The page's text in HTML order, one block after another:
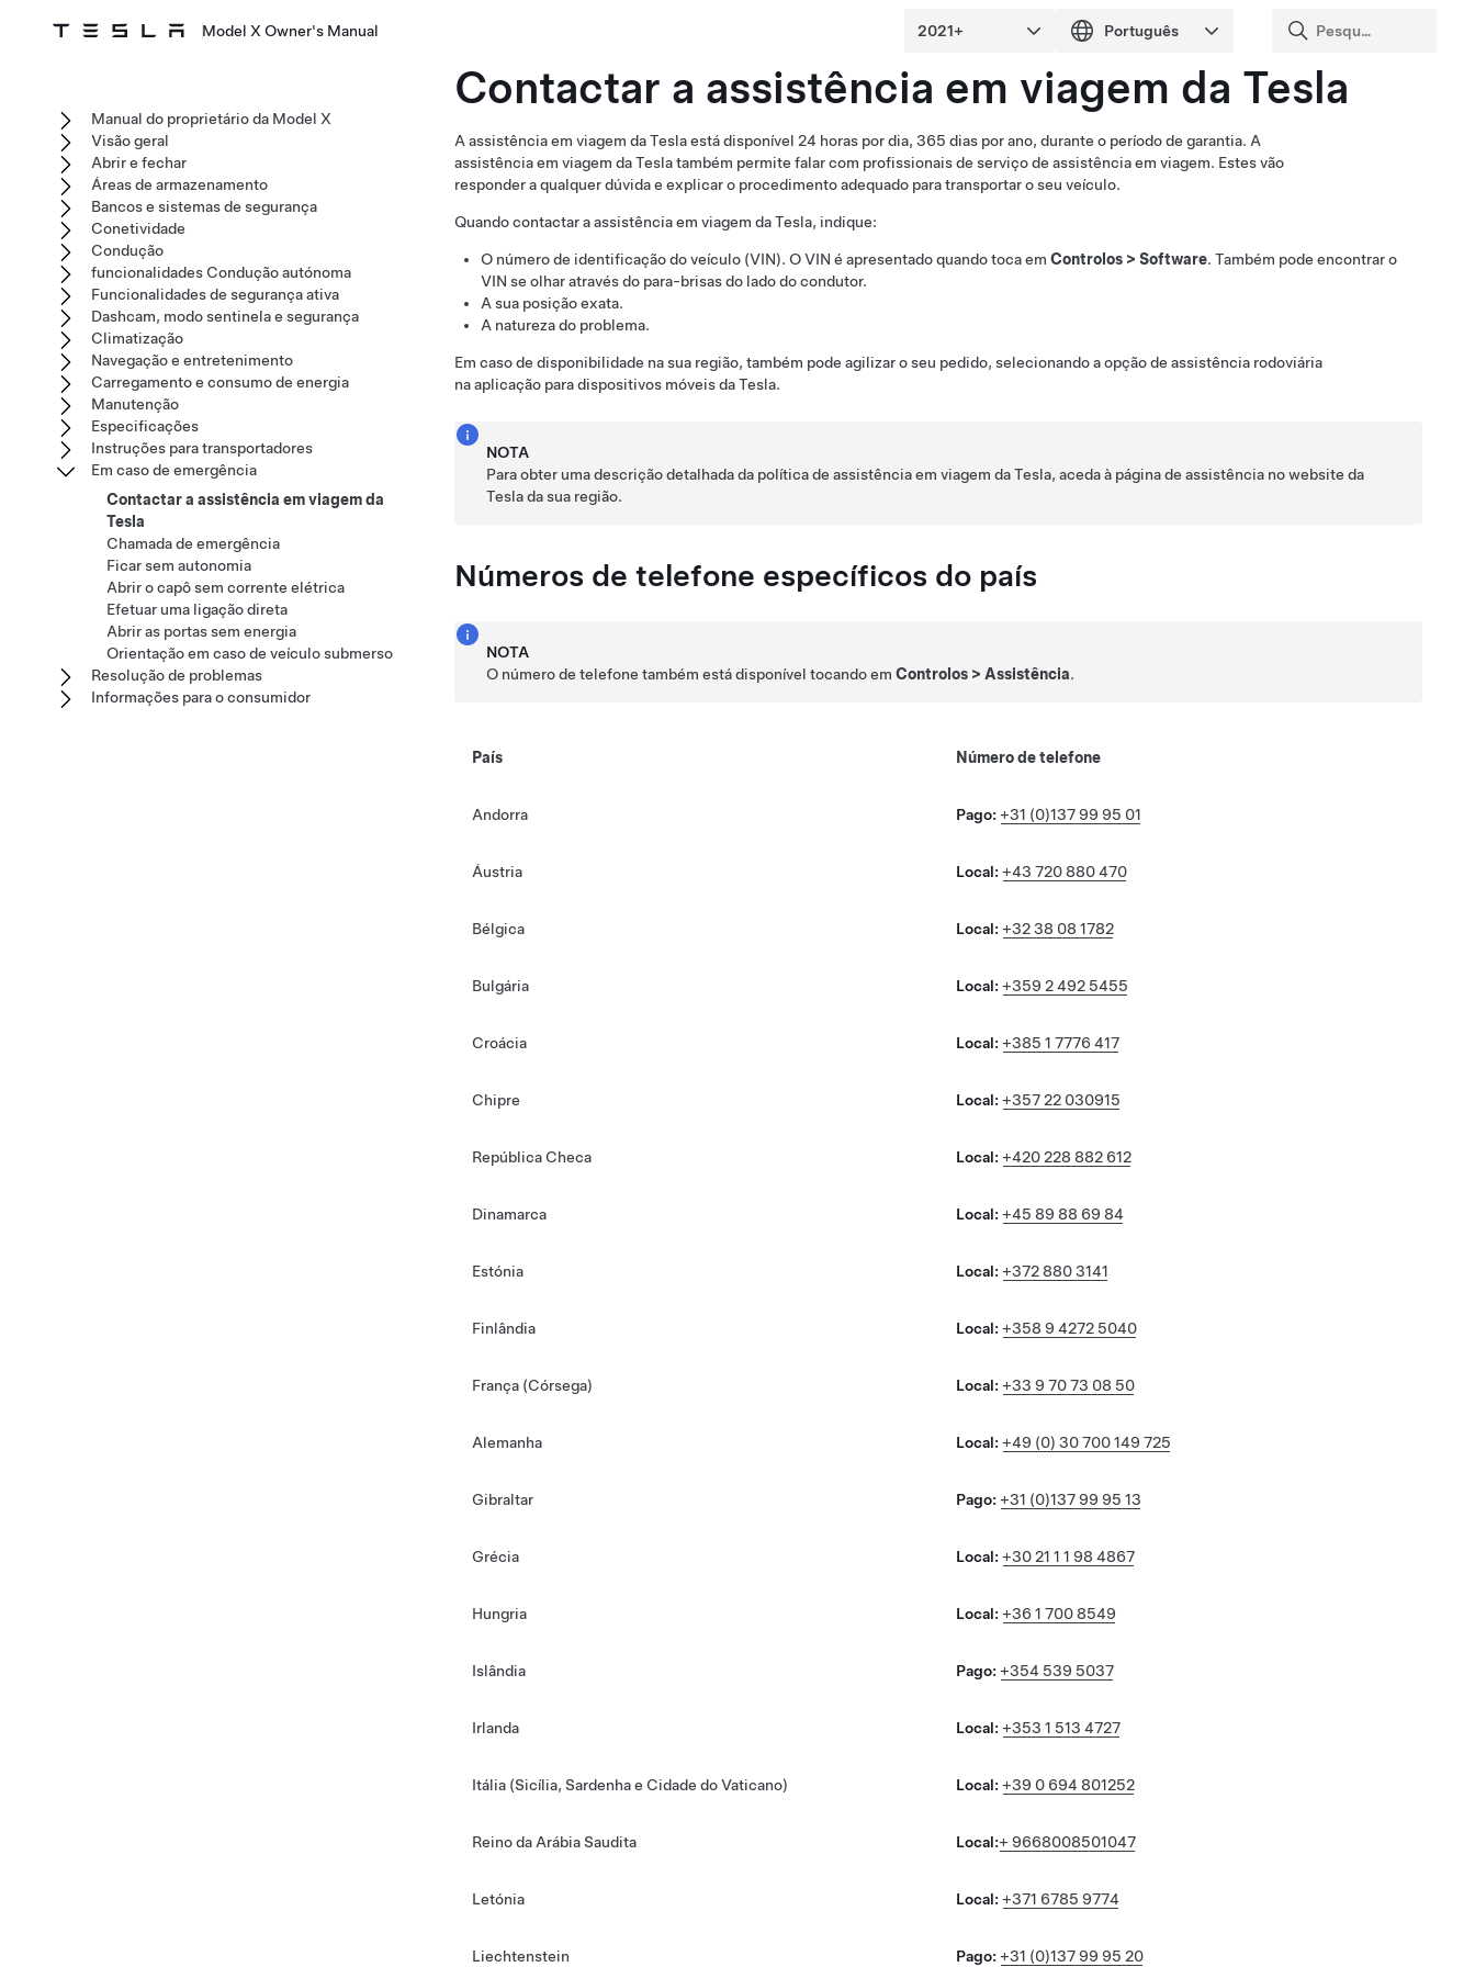
Model X Owner's Manual
Contactar a assistência em viagem da Tesla
A assistência em viagem da Tesla está disponível 24 horas por dia, 365 dias por ano, durante o período de garantia. A
assistência em viagem da Tesla também permite falar com profissionais de serviço de assistência em viagem. Estes vão
responder a qualquer dúvida e explicar o procedimento adequado para transportar o seu veículo.
Quando contactar a assistência em viagem da Tesla, indique:
O número de identificação do veículo (VIN). O VIN é apresentado quando toca em Controlos > Software. Também pode encontrar o
VIN se olhar através do para-brisas do lado do condutor.
A sua posição exata.
A natureza do problema.
Em caso de disponibilidade na sua região, também pode agilizar o seu pedido, selecionando a opção de assistência rodoviária
na aplicação para dispositivos móveis da Tesla.
NOTA
Para obter uma descrição detalhada da política de assistência em viagem da Tesla, aceda à página de assistência no website da
Tesla da sua região.
Números de telefone específicos do país
NOTA
O número de telefone também está disponível tocando emControlos > Assistência.
País Número de telefone
Andorra Pago: +31 (0)137 99 95 01
Áustria Local: +43 720 880 470
Bélgica Local: +32 38 08 1782
Bulgária Local: +359 2 492 5455
Croácia Local: +385 1 7776 417
Chipre Local: +357 22 030915
República Checa Local: +420 228 882 612
Dinamarca Local: +45 89 88 69 84
Estónia Local: +372 880 3141
Finlândia Local: +358 9 4272 5040
França (Córsega) Local: +33 9 70 73 08 50
Alemanha Local: +49 (0) 30 700 149 725
Gibraltar Pago: +31 (0)137 99 95 13
Grécia Local: +30 21 1 1 98 4867
Hungria Local: +36 1 700 8549
Islândia Pago: +354 539 5037
Irlanda Local: +353 1 513 4727
Itália (Sicília, Sardenha e Cidade do Vaticano) Local: +39 0 694 801252
Reino da Arábia Saudita Local:+ 9668008501047
Letónia Local: +371 6785 9774
Liechtenstein Pago: +31 (0)137 99 95 20
Manual do proprietário da Model X
Visão geral
Abrir e fechar
Áreas de armazenamento
Bancos e sistemas de segurança
Conetividade
Condução
funcionalidades Condução autónoma
Funcionalidades de segurança ativa
Dashcam, modo sentinela e segurança
Climatização
Navegação e entretenimento
Carregamento e consumo de energia
Manutenção
Especificações
Instruções para transportadores
Em caso de emergência
Contactar a assistência em viagem da
Tesla
Chamada de emergência
Ficar sem autonomia
Abrir o capô sem corrente elétrica
Efetuar uma ligação direta
Abrir as portas sem energia
Orientação em caso de veículo submerso
Resolução de problemas
Informações para o consumidor